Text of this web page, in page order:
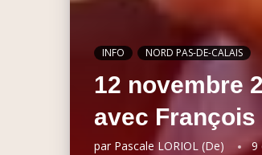
INFO NORD PAS-DE-CALAIS
12 novembre
avec François
par Pascale LORIOL (de) 9